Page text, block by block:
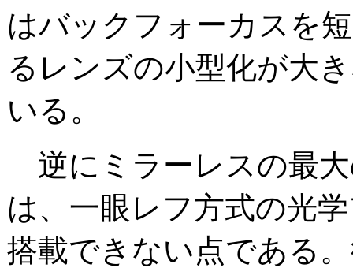
はバックフォーカスを
るレンズの小型化が大
いる。
逆にミラーレスの最
は、一眼レフ方式の光
搭載できない点である